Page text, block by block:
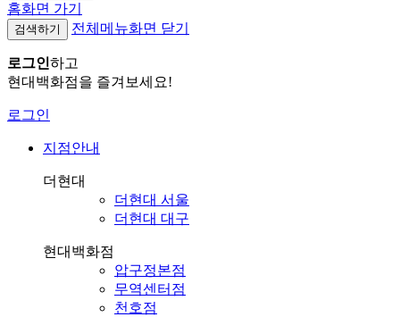
홈화면 가기
검색하기 전체메뉴화면 닫기
로그인하고
현대백화점을 즐겨보세요!
로그인
지점안내
더현대
더현대 서울
더현대 대구
현대백화점
압구정본점
무역센터점
천호점